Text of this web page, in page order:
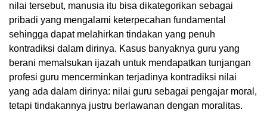
nilai tersebut, manusia itu bisa dikategorikan sebagai
pribadi yang mengalami keterpecahan fundamental
sehingga dapat melahirkan tindakan yang penuh
kontradiksi dalam dirinya. Kasus banyaknya guru yang
berani memalsukan ijazah untuk mendapatkan tunjangan
profesi guru mencerminkan terjadinya kontradiksi nilai
yang ada dalam dirinya: nilai guru sebagai pengajar moral,
tetapi tindakannya justru berlawanan dengan moralitas.